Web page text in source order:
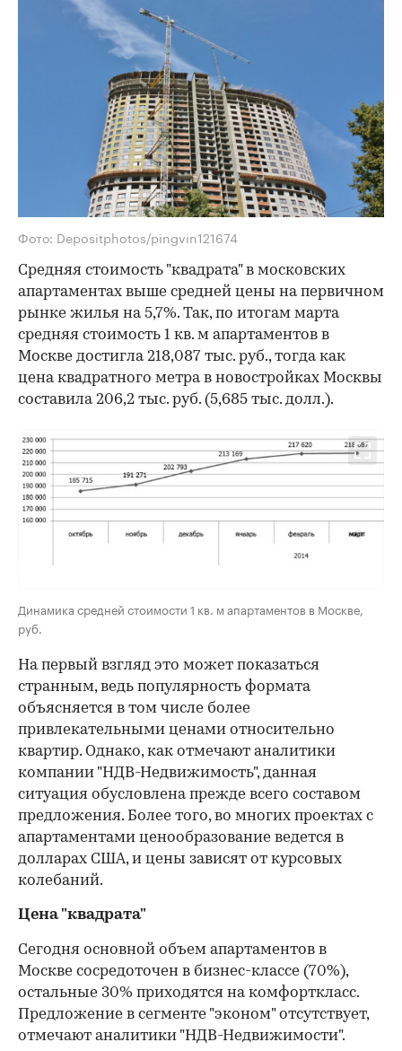
Фото: Depositphotos/pingvin121674
Средняя стоимость "квадрата" в московских
апартаментах выше средней цены на первичном
рынке жилья на 5,7%. Так, по итогам марта
средняя стоимость 1 кв. м апартаментов в
Москве достигла 218,087 тыс. руб., тогда как
цена квадратного метра в новостройках Москвы
составила 206,2 тыс. руб. (5,685 тыс. долл.).
Динамика средней стоимости 1 кв. м апартаментов в Москве,
руб.
На первый взгляд это может показаться
странным, ведь популярность формата
объясняется в том числе более
привлекательными ценами относительно
квартир. Однако, как отмечают аналитики
компании "НДВ-Недвижимость", данная
ситуация обусловлена прежде всего составом
предложения. Более того, во многих проектах с
апартаментами ценообразование ведется в
долларах США, и цены зависят от курсовых
колебаний.
Цена "квадрата"
Сегодня основной объем апартаментов в
Москве сосредоточен в бизнес-классе (70%),
остальные 30% приходятся на комфорткласс.
Предложение в сегменте "эконом" отсутствует,
отмечают аналитики "НДВ-Недвижимости".